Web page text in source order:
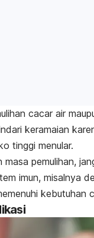
cacar air
keramaian
tinggi menular.
masa pemulihan,
imun, misalnya
kebutuhan